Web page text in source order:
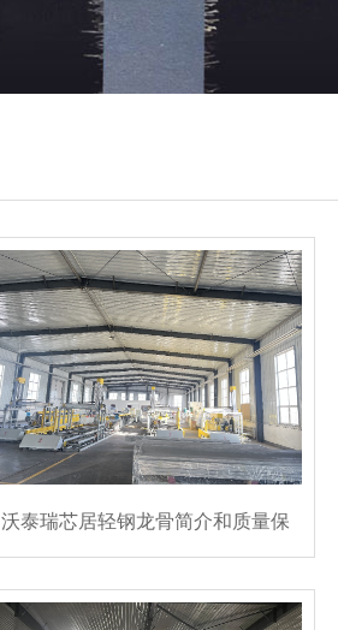
沃泰瑞芯居轻钢龙骨简介和质量保
证，及产品的选购指南